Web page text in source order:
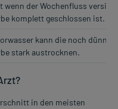
wenn der Wochenfluss
komplett geschlossen ist.
kann die noch dünne
stark austrocknen.
in den meisten